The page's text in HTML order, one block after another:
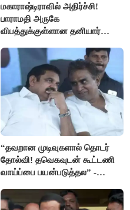
மகாராஷ்டிராவில் அதிர்ச்சி!
பாராமதி அருகே
விபத்துக்குள்ளான தனியார்
“தவறான முடிவுகளால் தொடர்
தோல்வி! தவெகவுடன் கூட்டணி
வாய்ப்பை பயன்படுத்தல” -